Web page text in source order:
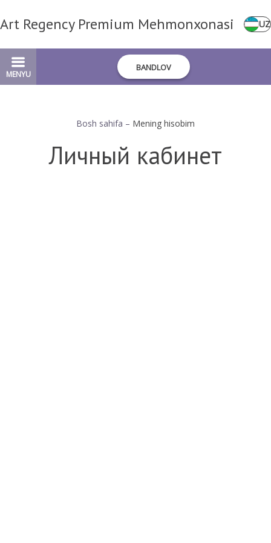
Art Regency Premium Mehmonxonasi UZ
MENYU
BANDLOV
Bosh sahifa – Mening hisobim
Личный кабинет